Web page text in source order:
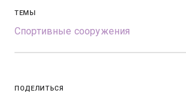
ТЕМЫ
Спортивные сооружения
ПОДЕЛИТЬСЯ